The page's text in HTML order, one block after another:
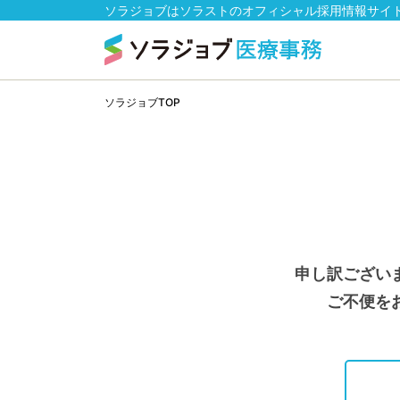
ソラジョブはソラストのオフィシャル採用情報サイ
ソラジョブTOP
申し訳ござい
ご不便を